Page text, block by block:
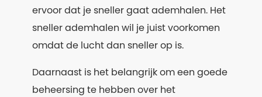
ervoor dat je sneller gaat ademhalen. Het
sneller ademhalen wil je juist voorkomen
omdat de lucht dan sneller op is.
Daarnaast is het belangrijk om een goede
beheersing te hebben over het